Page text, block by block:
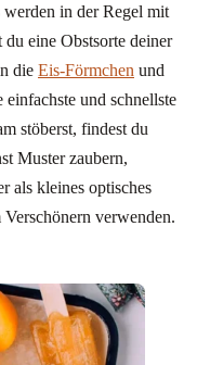
werden in der Regel mit
eine Obstsorte deiner
die Eis-Förmchen und
und schnellste
stöberst, findest du
Muster zaubern,
als kleines optisches
verwenden.